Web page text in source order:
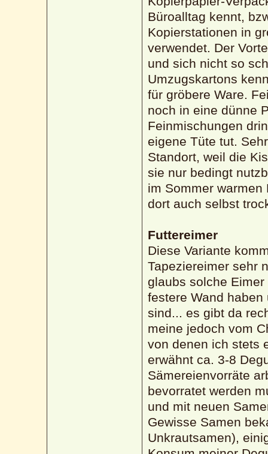
Büroalltag kennt,
Kopierstationen in
verwendet. Der
und sich nicht so
Umzugskartons
für gröbere Ware.
noch in eine dünne
Feinmischungen
eigene Tüte tut.
Standort, weil die
sie nur bedingt
im Sommer
dort auch selbst
Futtereimer
Diese Variante
Tapeziereimer sehr
glaubs solche
festere Wand
sind... es gibt da
meine jedoch vom
von denen ich stets
erwähnt ca. 3-8
Sämereienvorräte
bevorratet werden
und mit neuen
Gewisse Samen
Unkrautsamen),